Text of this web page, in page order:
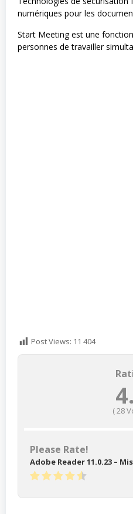
numériques pour les
Start Meeting est une
personnes de travailler
Post Views: 11 404
(28
Please Rate!
Adobe Reader 11.0.23 –